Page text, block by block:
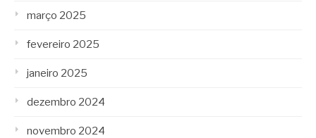
março 2025
fevereiro 2025
janeiro 2025
dezembro 2024
novembro 2024